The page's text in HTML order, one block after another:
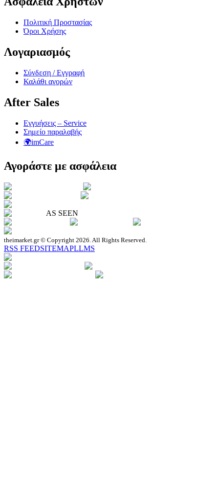
Πολιτική Προστασίας
Όροι Χρήσης
Λογαριασμός
Σύνδεση / Εγγραφή
Καλάθι αγορών
After Sales
Εγγυήσεις – Service
Σημείο παραλαβής
🌍imCare
Αγοράστε με ασφάλεια
AS SEEN
theimarket.gr © Copyright 2026. All Rights Reserved.
RSS FEEDSITEMAPLLMS